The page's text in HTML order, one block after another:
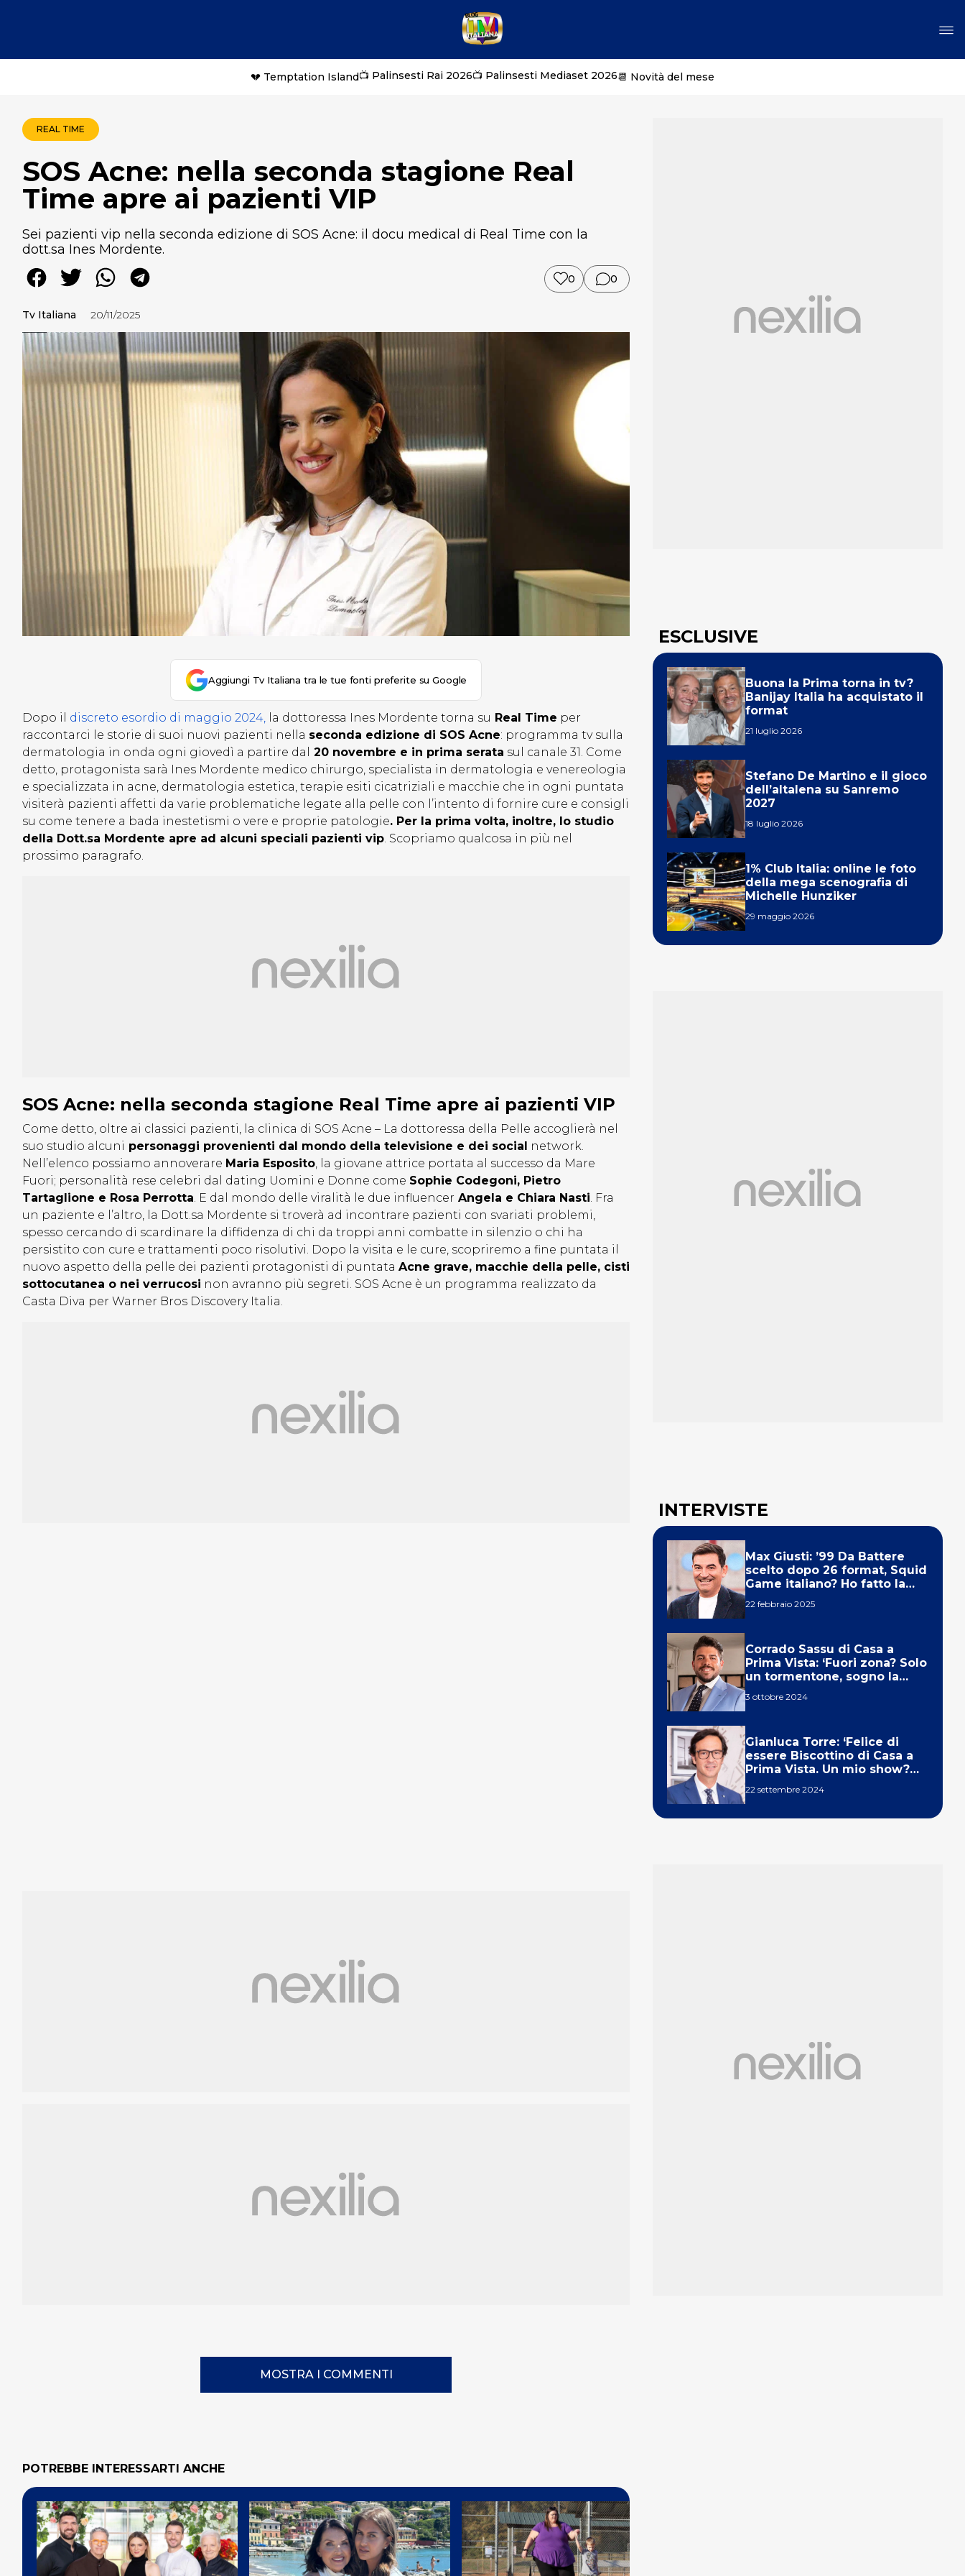
💔 Temptation Island📺 Palinsesti Rai 2026📺 Palinsesti Mediaset 2026📆 Novità del mese
REAL TIME
SOS Acne: nella seconda stagione Real
Time apre ai pazienti VIP
Sei pazienti vip nella seconda edizione di SOS Acne: il docu medical di Real Time con la
dott.sa Ines Mordente.
0 0
Tv Italiana 20/11/2025
Aggiungi Tv Italiana tra le tue fonti preferite su Google
Dopo il discreto esordio di maggio 2024, la dottoressa Ines Mordente torna su Real Time per
raccontarci le storie di suoi nuovi pazienti nella seconda edizione di SOS Acne: programma tv sulla
dermatologia in onda ogni giovedì a partire dal
20 novembre e in prima serata sul canale 31. Come
detto, protagonista sarà Ines Mordente medico chirurgo, specialista in dermatologia e venereologia
e specializzata in acne, dermatologia estetica, terapie esiti cicatriziali e macchie che in ogni puntata
visiterà pazienti affetti da varie problematiche legate alla pelle con l’intento di fornire cure e consigli
su come tenere a bada inestetismi o vere e proprie patologie. Per la prima volta, inoltre, lo studio
della Dott.sa Mordente apre ad alcuni speciali pazienti vip. Scopriamo qualcosa in più nel
prossimo paragrafo.
SOS Acne: nella seconda stagione Real Time apre ai pazienti VIP
Come detto, oltre ai classici pazienti, la clinica di SOS Acne – La dottoressa della Pelle accoglierà nel
suo studio alcuni personaggi provenienti dal mondo della televisione e dei social network.
Nell’elenco possiamo annoverare Maria Esposito, la giovane attrice portata al successo da Mare
Fuori; personalità rese celebri dal dating Uomini e Donne come Sophie Codegoni, Pietro
Tartaglione e Rosa Perrotta. E dal mondo delle viralità le due influencer Angela e Chiara Nasti. Fra
un paziente e l’altro, la Dott.sa Mordente si troverà ad incontrare pazienti con svariati problemi,
spesso cercando di scardinare la diffidenza di chi da troppi anni combatte in silenzio o chi ha
persistito con cure e trattamenti poco risolutivi. Dopo la visita e le cure, scopriremo a fine puntata il
nuovo aspetto della pelle dei pazienti protagonisti di puntata Acne grave, macchie della pelle, cisti
sottocutanea o nei verrucosi non avranno più segreti. SOS Acne è un programma realizzato da
Casta Diva per Warner Bros Discovery Italia.
MOSTRA I COMMENTI
POTREBBE INTERESSARTI ANCHE
ESCLUSIVE
Buona la Prima torna in tv?
Banijay Italia ha acquistato il
format
21 luglio 2026
Stefano De Martino e il gioco
dell’altalena su Sanremo
2027
18 luglio 2026
1% Club Italia: online le foto
della mega scenografia di
Michelle Hunziker
29 maggio 2026
INTERVISTE
Max Giusti: ’99 Da Battere
scelto dopo 26 format, Squid
Game italiano? Ho fatto la
22 febbraio 2025
Corrado Sassu di Casa a
Prima Vista: ‘Fuori zona? Solo
un tormentone, sogno la
3 ottobre 2024
Gianluca Torre: ‘Felice di
essere Biscottino di Casa a
Prima Vista. Un mio show?
22 settembre 2024